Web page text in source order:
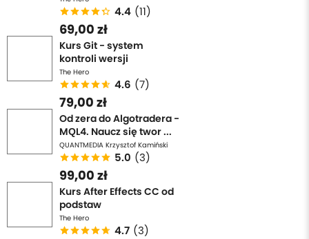
4.4 (11)
69,00 zł
Kurs Git - system
kontroli wersji
The Hero
4.6 (7)
79,00 zł
Od zera do Algotradera -
MQL4. Naucz się twor ...
QUANTMEDIA Krzysztof Kamiński
5.0 (3)
99,00 zł
Kurs After Effects CC od
podstaw
The Hero
4.7 (3)